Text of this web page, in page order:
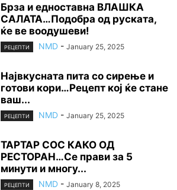
Брза и едноставна ВЛАШКА
САЛАТА…Подобра од руската,
ќе ве воодушеви!
РЕЦЕПТИ NMD - January 25, 2025
Највкусната пита со сирење и
готови кори…Рецепт кој ќе стане
ваш...
РЕЦЕПТИ NMD - January 25, 2025
ТАРТАР СОС КАКО ОД
РЕСТОРАН…Се прави за 5
минути и многу...
РЕЦЕПТИ NMD - January 8, 2025